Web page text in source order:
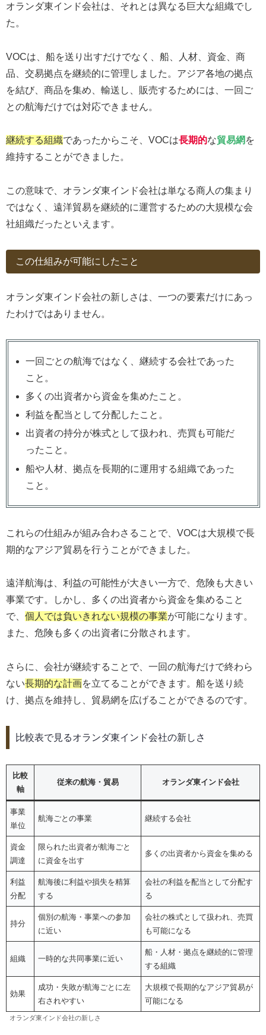
オランダ東インド会社は、それとは異なる巨大な組織でし
た。
VOCは、船を送り出すだけでなく、船、人材、資金、商
品、交易拠点を継続的に管理しました。アジア各地の拠点
を結び、商品を集め、輸送し、販売するためには、一回ご
との航海だけでは対応できません。
継続する組織であったからこそ、VOCは長期的な貿易網 を
維持することができました。
この意味で、オランダ東インド会社は単なる商人の集まり
ではなく、遠洋貿易を継続的に運営するための大規模な会
社組織だったといえます。
この仕組みが可能にしたこと
オランダ東インド会社の新しさは、一つの要素だけにあっ
たわけではありません。
一回ごとの航海ではなく、継続する会社であった
こと。
多くの出資者から資金を集めたこと。
利益を配当として分配したこと。
出資者の持分が株式として扱われ、売買も可能だ
ったこと。
船や人材、拠点を長期的に運用する組織であった
こと。
これらの仕組みが組み合わさることで、VOCは大規模で長
期的なアジア貿易を行うことができました。
遠洋航海は、利益の可能性が大きい一方で、危険も大きい
事業です。しかし、多くの出資者から資金を集めること
で、 個人では負いきれない規模の事業が可能になります。
また、危険も多くの出資者に分散されます。
さらに、会社が継続することで、一回の航海だけで終わら
ない長期的な計画を立てることができます。船を送り続
け、拠点を維持し、貿易網を広げることができるのです。
比較表で見るオランダ東インド会社の新しさ
比較
軸
従来の航海・貿易 オランダ東インド会社
事業
単位
航海ごとの事業 継続する会社
資金
調達
限られた出資者が航海ごと
に資金を出す
多くの出資者から資金を集める
利益
分配
航海後に利益や損失を精算
する
会社の利益を配当として分配す
る
持分
個別の航海・事業への参加
に近い
会社の株式として扱われ、売買
も可能になる
組織 一時的な共同事業に近い
船・人材・拠点を継続的に管理
する組織
効果
成功・失敗が航海ごとに左
右されやすい
大規模で長期的なアジア貿易が
可能になる
オランダ東インド会社の新しさ